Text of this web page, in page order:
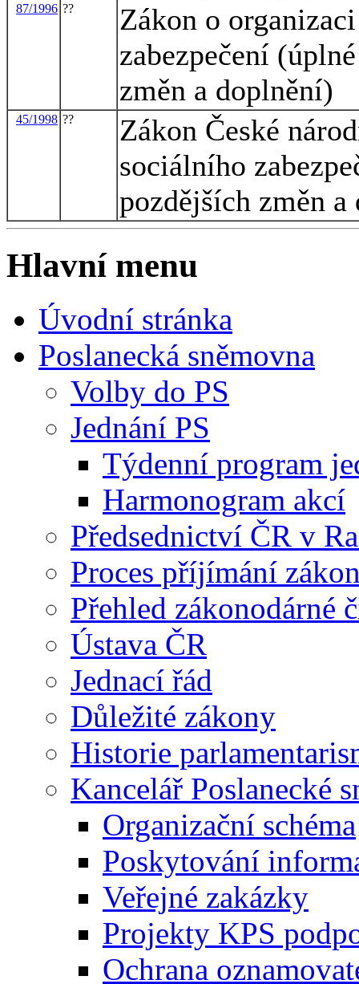
87/1996 ??
Zákon o
zabezpečení
změn a doplnění)
45/1998 ??
Zákon České
sociálního
pozdějších změn
Hlavní menu
Úvodní stránka
Poslanecká sněmovna
Volby do PS
Jednání PS
Týdenní program
Harmonogram akcí
Předsednictví ČR v
Proces příjímání
Přehled zákonodárné
Ústava ČR
Jednací řád
Důležité zákony
Historie
Kancelář Poslanecké
Organizační schéma
Poskytování
Veřejné zakázky
Projekty KPS
Ochrana